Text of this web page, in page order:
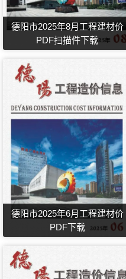
德阳市2025年8月工程建材价
PDF扫描件下载
德阳市2025年6月工程建材价
PDF下载